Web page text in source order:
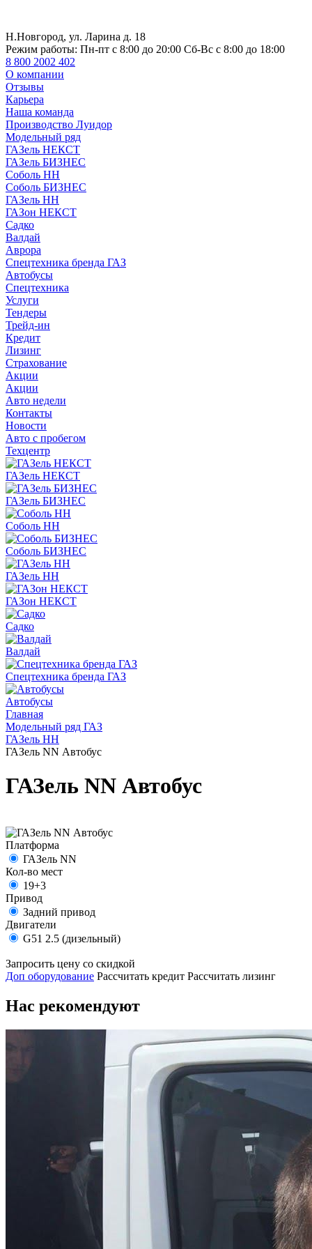
Н.Новгород, ул. Ларина д. 18
Режим работы: Пн-пт с 8:00 до 20:00 Сб-Вс с 8:00 до 18:00
8 800 2002 402
О компании
Отзывы
Карьера
Наша команда
Производство Луидор
Модельный ряд
ГАЗель НЕКСТ
ГАЗель БИЗНЕС
Соболь НН
Соболь БИЗНЕС
ГАЗель НН
ГАЗон НЕКСТ
Садко
Валдай
Аврора
Спецтехника бренда ГАЗ
Автобусы
Спецтехника
Услуги
Тендеры
Трейд-ин
Кредит
Лизинг
Страхование
Акции
Акции
Авто недели
Контакты
Новости
Авто с пробегом
Техцентр
ГАЗель НЕКСТ
ГАЗель БИЗНЕС
Соболь НН
Соболь БИЗНЕС
ГАЗель НН
ГАЗон НЕКСТ
Садко
Валдай
Спецтехника бренда ГАЗ
Автобусы
Главная
Модельный ряд ГАЗ
ГАЗель НН
ГАЗель NN Автобус
ГАЗель NN Автобус
Платформа
ГАЗель NN
Кол-во мест
19+3
Привод
Задний привод
Двигатели
G51 2.5 (дизельный)
Запросить цену со скидкой
Доп оборудование Рассчитать кредит Рассчитать лизинг
Нас рекомендуют